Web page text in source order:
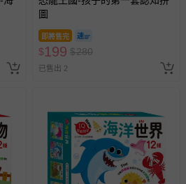
圖
即將售完
$199 $280
已售出 2